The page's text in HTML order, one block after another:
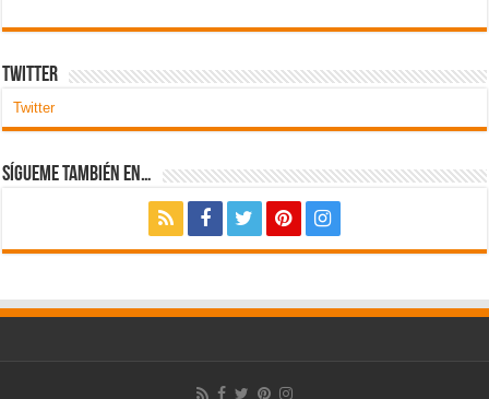
Twitter
Twitter
Sígueme también en…